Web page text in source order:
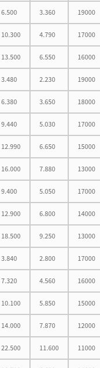
6.500 3.360 19000
10.300 4.790 17000
13.500 6.550 16000
3.480 2.230 19000
6.380 3.650 18000
9.440 5.030 17000
12.990 6.650 15000
16.000 7.880 13000
9.400 5.050 17000
12.900 6.800 14000
18.500 9.250 13000
3.840 2.800 17000
7.320 4.560 16000
10.100 5.850 15000
14.000 7.870 12000
22.500 11.600 11000